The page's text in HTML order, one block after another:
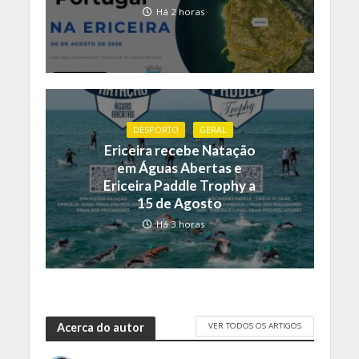
Há 2 horas
DESPORTO GERAL
Ericeira recebe Natação
em Águas Abertas e
Ericeira Paddle Trophy a
15 de Agosto
Há 3 horas
Acerca do autor VER TODOS OS ARTIGOS